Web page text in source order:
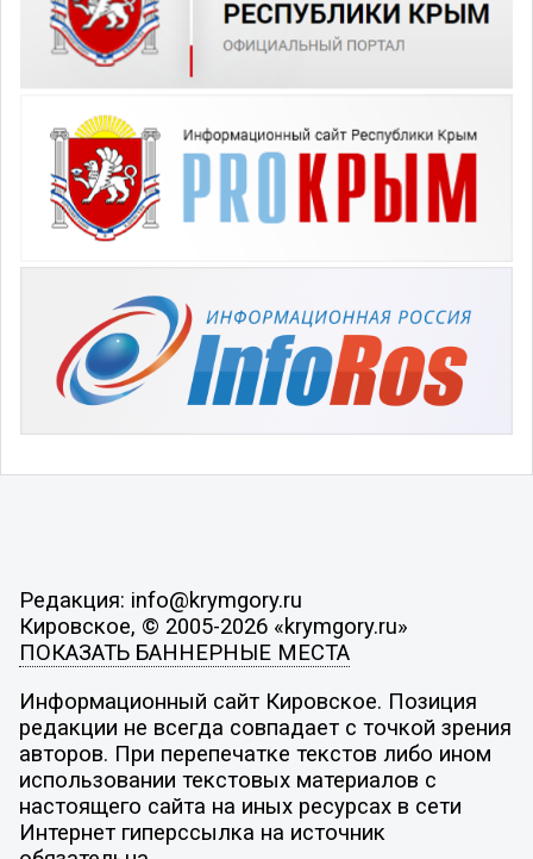
Редакция: info@krymgory.ru
Кировское, © 2005-2026 «krymgory.ru»
ПОКАЗАТЬ БАННЕРНЫЕ МЕСТА
Информационный сайт Кировское. Позиция
редакции не всегда совпадает с точкой зрения
авторов. При перепечатке текстов либо ином
использовании текстовых материалов с
настоящего сайта на иных ресурсах в сети
Интернет гиперссылка на источник